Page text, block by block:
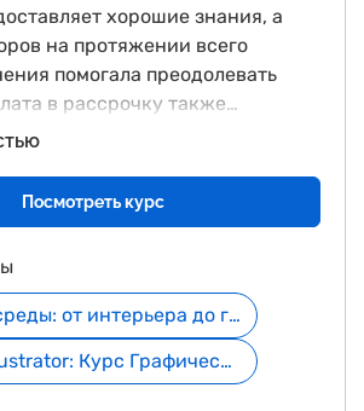
хорошие знания, а
на протяжении всего
помогала преодолевать
в рассрочку также
У меня остались только
пригодились в моей
Посмотреть курс
Дизайн среды: от интерьера до города + курс в подарок
Adobe Illustrator: Курс Графический дизайн